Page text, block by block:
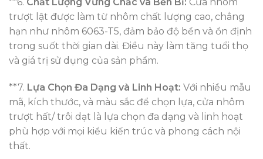
trượt lật được làm từ nhôm chất lượng cao, chẳng
hạn như nhôm 6063-T5, đảm bảo độ bền và ổn định
trong suốt thời gian dài. Điều này làm tăng tuổi thọ
và giá trị sử dụng của sản phẩm.
**7. Lựa Chọn Đa Dạng và Linh Hoạt: Với nhiều mẫu
mã, kích thước, và màu sắc để chọn lựa, cửa nhôm
trượt hất/ trôi dạt là lựa chọn đa dạng và linh hoạt
phù hợp với mọi kiểu kiến trúc và phong cách nội
thất.